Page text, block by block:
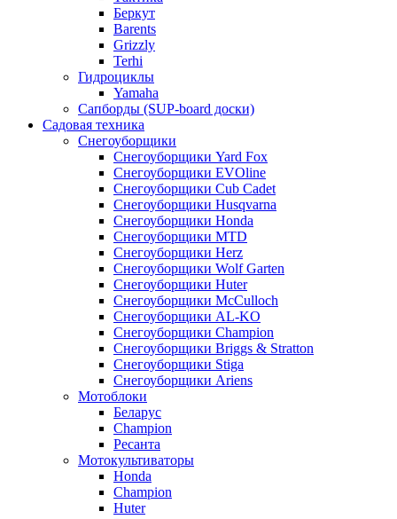
Беркут
Barents
Grizzly
Terhi
Гидроциклы
Yamaha
Сапборды (SUP-board доски)
Садовая техника
Снегоуборщики
Снегоуборщики Yard Fox
Снегоуборщики EVOline
Снегоуборщики Cub Cadet
Снегоуборщики Husqvarna
Снегоуборщики Honda
Снегоуборщики MTD
Снегоуборщики Herz
Снегоуборщики Wolf Garten
Снегоуборщики Huter
Снегоуборщики McCulloch
Снегоуборщики AL-KO
Снегоуборщики Champion
Снегоуборщики Briggs & Stratton
Снегоуборщики Stiga
Снегоуборщики Ariens
Мотоблоки
Беларус
Champion
Ресанта
Мотокультиваторы
Honda
Champion
Huter